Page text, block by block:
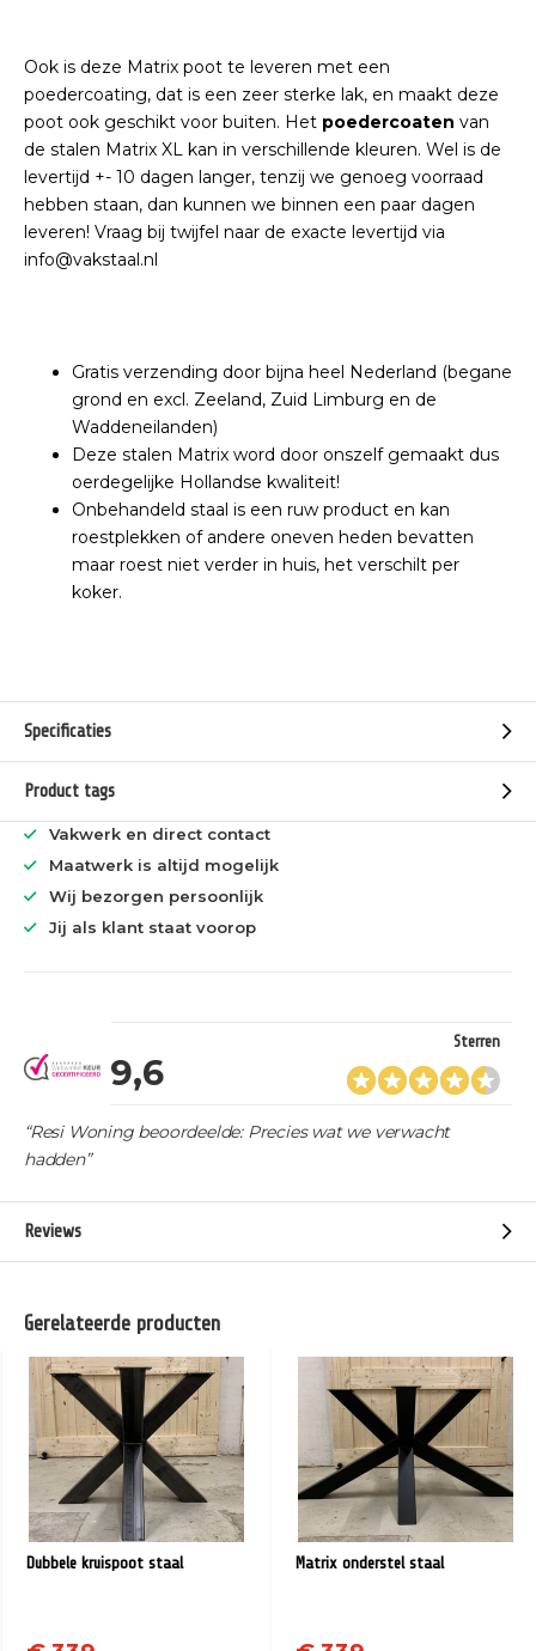
Ook is deze Matrix poot te leveren met een
poedercoating, dat is een zeer sterke lak, en maakt deze
poot ook geschikt voor buiten. Het poedercoaten van
de stalen Matrix XL kan in verschillende kleuren. Wel is de
levertijd +- 10 dagen langer, tenzij we genoeg voorraad
hebben staan, dan kunnen we binnen een paar dagen
leveren! Vraag bij twijfel naar de exacte levertijd via
info@vakstaal.nl
Gratis verzending door bijna heel Nederland (begane
grond en excl. Zeeland, Zuid Limburg en de
Waddeneilanden)
Deze stalen Matrix word door onszelf gemaakt dus
oerdegelijke Hollandse kwaliteit!
Onbehandeld staal is een ruw product en kan
roestplekken of andere oneven heden bevatten
maar roest niet verder in huis, het verschilt per
koker.
Specificaties
Product tags
Vakwerk en direct contact
Maatwerk is altijd mogelijk
Wij bezorgen persoonlijk
Jij als klant staat voorop
9,6
Sterren
“Resi Woning beoordeelde: Precies wat we verwacht
hadden”
Reviews
Gerelateerde producten
Dubbele kruispoot staal Matrix onderstel staal